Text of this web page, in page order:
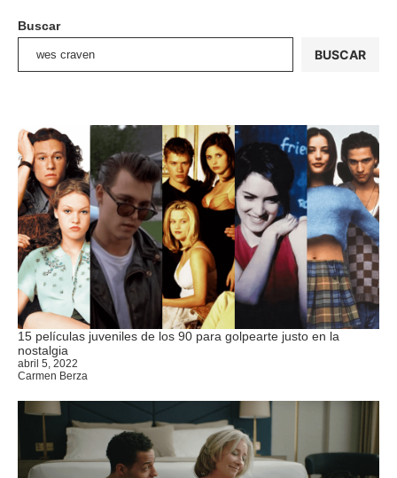
Buscar
BUSCAR
15 películas juveniles de los 90 para golpearte justo en la
nostalgia
abril 5, 2022
Carmen Berza